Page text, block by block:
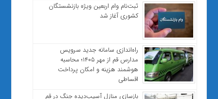
ثبت‌نام وام اربعین ویژه بازنشستگان
کشوری آغاز شد
راه‌اندازی سامانه جدید سرویس
مدارس قم از مهر ۱۴۰۵؛ محاسبه
هوشمند هزینه و امکان پرداخت
اقساطی
بازسازی منازل آسیب‌دیده جنگ در قم